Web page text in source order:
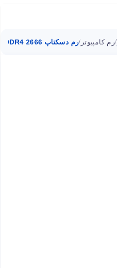
/رم کامپیوتر /رم دسکتاپ DDR4 2666 مگاهرتز ای دیتا Flame F1 ظرفیت 8 گیگابایت